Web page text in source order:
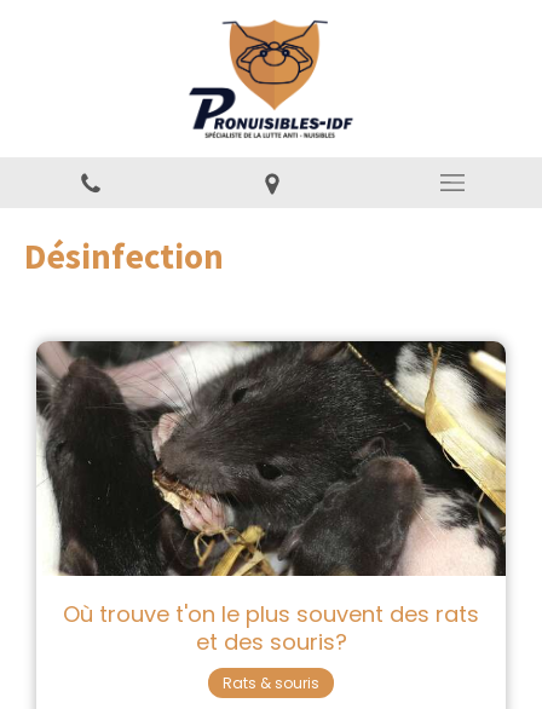
Désinfection
Où trouve t'on le plus souvent des rats
et des souris?
Rats & souris